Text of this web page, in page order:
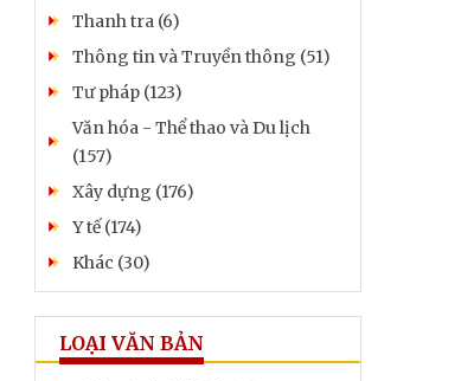
Thanh tra (6)
Thông tin và Truyền thông (51)
Tư pháp (123)
Văn hóa - Thể thao và Du lịch
(157)
Xây dựng (176)
Y tế (174)
Khác (30)
LOẠI VĂN BẢN